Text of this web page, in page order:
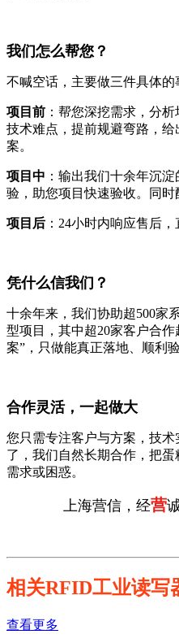
我们怎么帮您？
不喊空话，主要做三件具体的
项目前 ：帮您深挖需求，分
技术难点，提前规避弯路，
案。
项目中 ：输出我们十余年沉淀
验，助您项目快速验收。同时
项目后 ：24小时内响应售后
凭什么信我们？
十余年来，我们协助超500家
型项目，其中超20家客户合
案”，只做能真正落地、顺利
合作灵活，一起做大
您只需专注客户与方案，技
了，我们自然长期合作，把
需求或困惑。
上海营信，经营
相关RFID工业读写
查看更多